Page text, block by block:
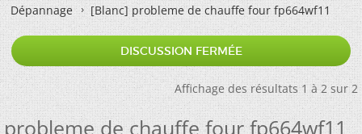
Dépannage
[Blanc]probleme de chauffe four fp664wf11
DISCUSSION FERMÉE
Affichage des résultats 1 à 2 sur 2
probleme de chauffe four fp664wf11